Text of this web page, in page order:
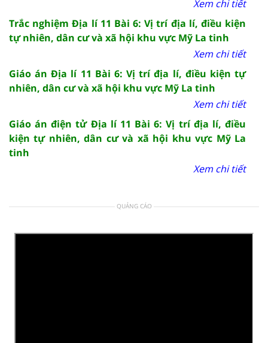
Xem chi tiết
Trắc nghiệm Địa lí 11 Bài 6: Vị trí địa lí, điều kiện
tự nhiên, dân cư và xã hội khu vực Mỹ La tinh
Xem chi tiết
Giáo án Địa lí 11 Bài 6: Vị trí địa lí, điều kiện tự
nhiên, dân cư và xã hội khu vực Mỹ La tinh
Xem chi tiết
Giáo án điện tử Địa lí 11 Bài 6: Vị trí địa lí, điều
kiện tự nhiên, dân cư và xã hội khu vực Mỹ La
tinh
Xem chi tiết
QUẢNG CÁO